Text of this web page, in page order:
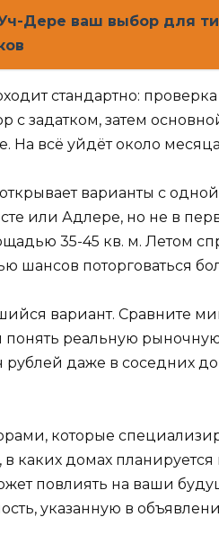
Дере ваш выбор для
стандартно:
с задатком, затем
На всё уйдёт около
варианты с
или Адлере, но не в
35-45 кв. м. Летом
шансов поторговаться
вариант. Сравните
реальную
рублей даже в соседних
которые
каких домах
повлиять на ваши
указанную в